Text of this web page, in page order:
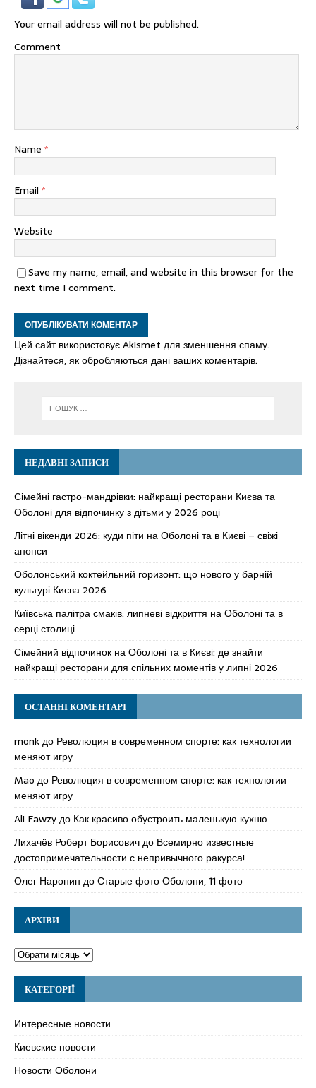
Your email address will not be published.
Comment
Name *
Email *
Website
Save my name, email, and website in this browser for the
next time I comment.
Цей сайт використовує Akismet для зменшення спаму.
Дізнайтеся, як обробляються дані ваших коментарів.
НЕДАВНІ ЗАПИСИ
Сімейні гастро-мандрівки: найкращі ресторани Києва та
Оболоні для відпочинку з дітьми у 2026 році
Літні вікенди 2026: куди піти на Оболоні та в Києві – свіжі
анонси
Оболонський коктейльний горизонт: що нового у барній
культурі Києва 2026
Київська палітра смаків: липневі відкриття на Оболоні та в
серці столиці
Сімейний відпочинок на Оболоні та в Києві: де знайти
найкращі ресторани для спільних моментів у липні 2026
ОСТАННІ КОМЕНТАРІ
monkдо Революция в современном спорте: как технологии
меняют игру
Mao до Революция в современном спорте: как технологии
меняют игру
Ali Fawzyдо Как красиво обустроить маленькую кухню
Лихачёв Роберт Борисовичдо Всемирно известные
достопримечательности с непривычного ракурса!
Олег Наронин доСтарые фото Оболони, 11 фото
АРХІВИ
КАТЕГОРІЇ
Интересные новости
Киевские новости
Новости Оболони